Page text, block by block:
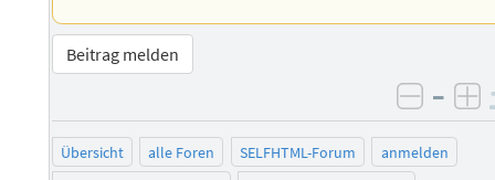
Beitrag melden
–
Übersicht alle Foren SELFHTML-Forum
anmelden